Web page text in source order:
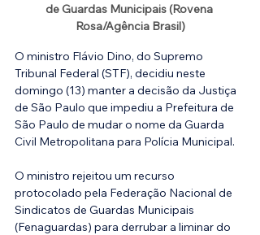
de Guardas Municipais (Rovena
Rosa/Agência Brasil)
O ministro Flávio Dino, do Supremo
Tribunal Federal (STF), decidiu neste
domingo (13) manter a decisão da Justiça
de São Paulo que impediu a Prefeitura de
São Paulo de mudar o nome da Guarda
Civil Metropolitana para Polícia Municipal.
O ministro rejeitou um recurso
protocolado pela Federação Nacional de
Sindicatos de Guardas Municipais
(Fenaguardas) para derrubar a liminar do